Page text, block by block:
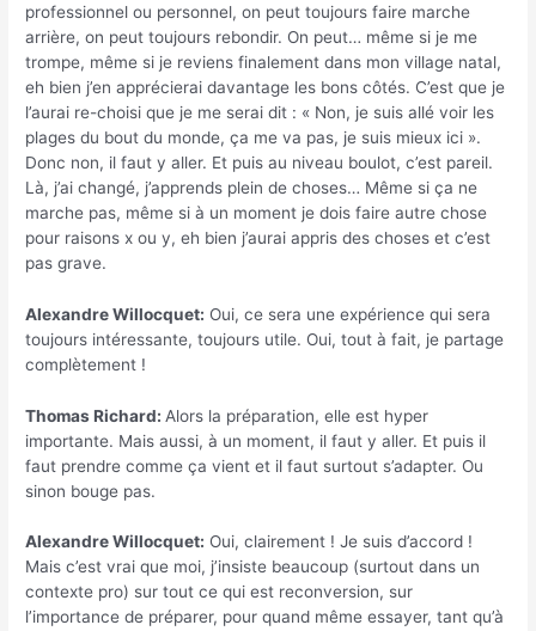
professionnel ou personnel, on peut toujours faire marche
arrière, on peut toujours rebondir. On peut… même si je me
trompe, même si je reviens finalement dans mon village natal,
eh bien j’en apprécierai davantage les bons côtés. C’est que je
l’aurai re-choisi que je me serai dit : « Non, je suis allé voir les
plages du bout du monde, ça me va pas, je suis mieux ici ».
Donc non, il faut y aller. Et puis au niveau boulot, c’est pareil.
Là, j’ai changé, j’apprends plein de choses… Même si ça ne
marche pas, même si à un moment je dois faire autre chose
pour raisons x ou y, eh bien j’aurai appris des choses et c’est
pas grave.
Alexandre Willocquet: Oui, ce sera une expérience qui sera
toujours intéressante, toujours utile. Oui, tout à fait, je partage
complètement !
Thomas Richard: Alors la préparation, elle est hyper
importante. Mais aussi, à un moment, il faut y aller. Et puis il
faut prendre comme ça vient et il faut surtout s’adapter. Ou
sinon bouge pas.
Alexandre Willocquet: Oui, clairement ! Je suis d’accord !
Mais c’est vrai que moi, j’insiste beaucoup (surtout dans un
contexte pro) sur tout ce qui est reconversion, sur
l’importance de préparer, pour quand même essayer, tant qu’à